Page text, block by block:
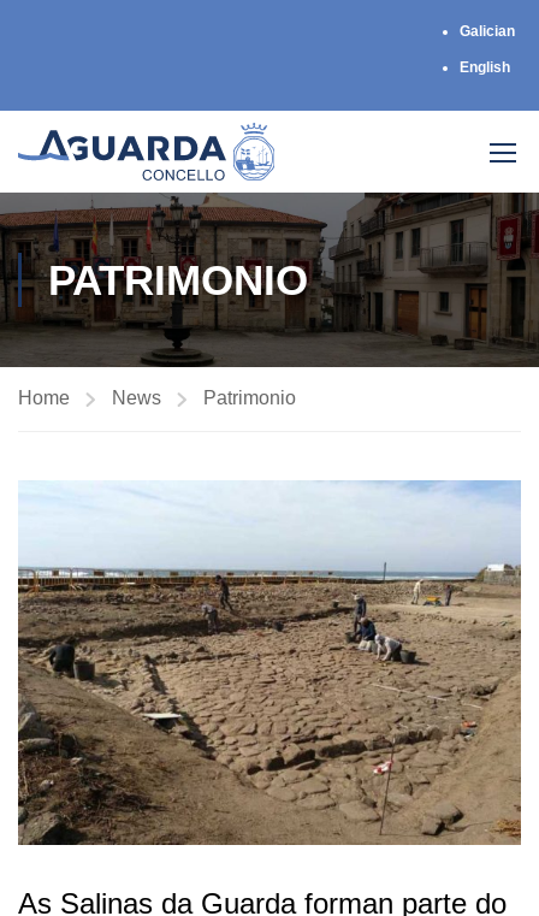
Galician
English
PATRIMONIO
Home News Patrimonio
As Salinas da Guarda forman parte do